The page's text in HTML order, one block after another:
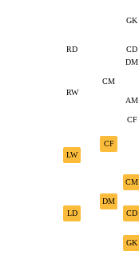
GK
DM
CD
RD
CM
AM
RW
CF
GK
LD CD
DM
LW
CF
CM